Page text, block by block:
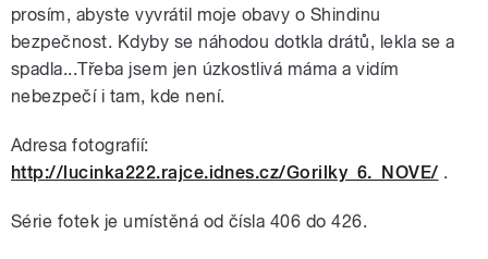
prosím, abyste vyvrátil moje obavy o Shindinu
bezpečnost. Kdyby se náhodou dotkla drátů, lekla se a
spadla...Třeba jsem jen úzkostlivá máma a vidím
nebezpečí i tam, kde není.
Adresa fotografií:
http://lucinka222.rajce.idnes.cz/Gorilky_6._NOVE/ .
Série fotek je umístěná od čísla 406 do 426.